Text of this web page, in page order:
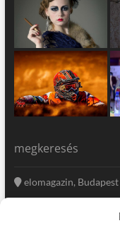
megkeresés
elomagazin,